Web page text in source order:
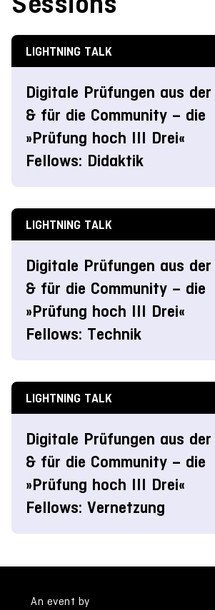
LIGHTNING TALK
Digitale Prüfungen aus der
& für die Community – die
»Prüfung hoch III Drei«
Fellows: Didaktik
LIGHTNING TALK
Digitale Prüfungen aus der
& für die Community – die
»Prüfung hoch III Drei«
Fellows: Technik
LIGHTNING TALK
Digitale Prüfungen aus der
& für die Community – die
»Prüfung hoch III Drei«
Fellows: Vernetzung
An event by